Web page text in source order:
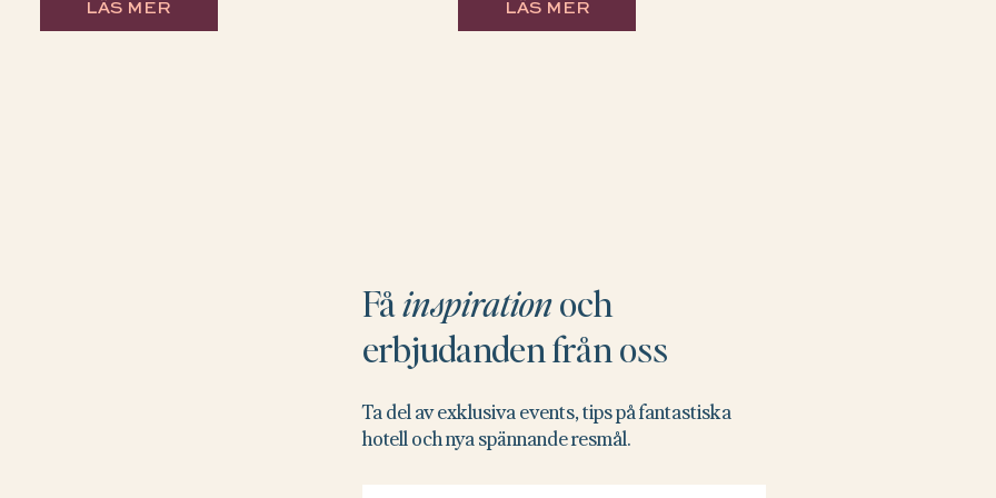
LÄS MER LÄS MER
Fåinspirationoch
erbjudanden från oss
Ta del av exklusiva events, tips på fantastiska
hotell och nya spännande resmål.